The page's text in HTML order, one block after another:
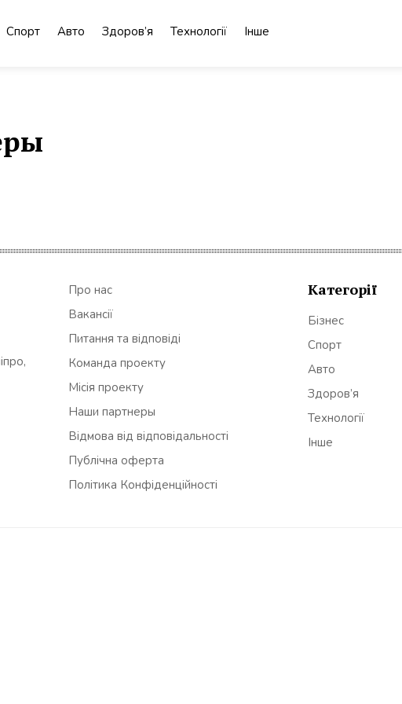
Спорт Авто Здоров’я Технології Інше
Про нас
Вакансії
Питання та відповіді
Команда проекту
Місія проекту
Наши партнеры
Відмова від відповідальності
Публічна оферта
Політика Конфіденційності
Категорії
Бізнес
Спорт
Авто
Здоров’я
Технології
Інше